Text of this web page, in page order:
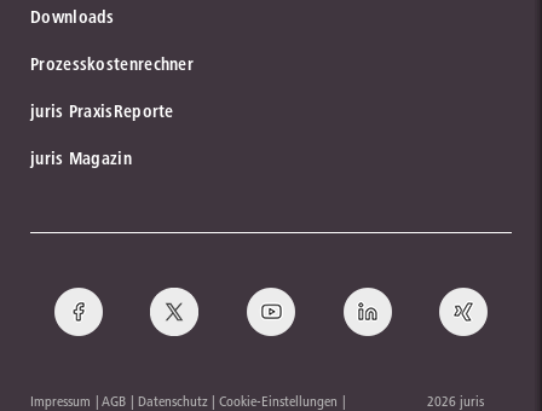
Downloads
Prozesskostenrechner
juris PraxisReporte
juris Magazin
Impressum AGB Datenschutz Cookie-Einstellungen 2026 juris